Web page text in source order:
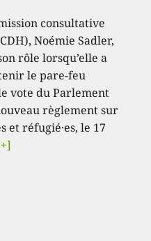
consultative
Noémie Sadler,
rôle lorsqu’elle a
le pare-feu
vote du Parlement
règlement sur
et réfugié·es, le 17